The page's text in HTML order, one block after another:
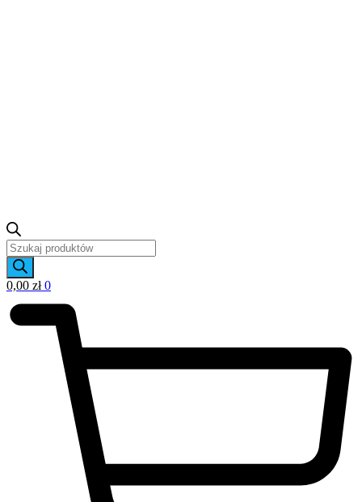
Wyszukiwarka
produktów
0,00 zł 0